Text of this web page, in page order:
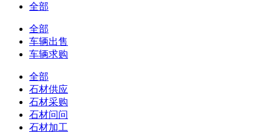
全部
全部
车辆出售
车辆求购
全部
石材供应
石材采购
石材问问
石材加工